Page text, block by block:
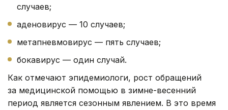
случаев;
аденовирус — 10 случаев;
метапневмовирус — пять случаев;
бокавирус — один случай.
Как отмечают эпидемиологи, рост обращений
за медицинской помощью в зимне-весенний
период является сезонным явлением. В это время